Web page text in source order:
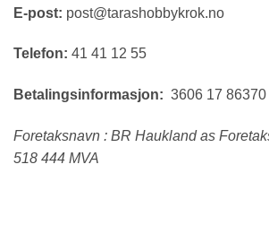
E-post: post@tarashobbykrok.no
Telefon: 41 41 12 55
Betalingsinformasjon: 3606 17 86370
Foretaksnavn : BR Haukland as
518 444 MVA